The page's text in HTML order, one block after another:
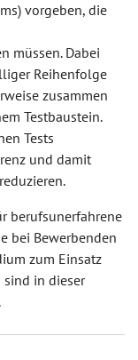
vorgeben, die
müssen. Dabei
Reihenfolge
zusammen
Testbaustein.
Tests
und damit
berufsunerfahrene
bei Bewerbenden
zum Einsatz
sind in dieser